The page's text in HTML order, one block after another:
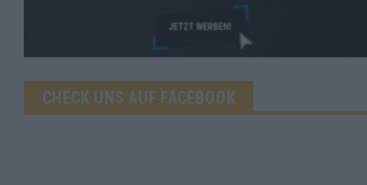
CHECK UNS AUF FACEBOOK